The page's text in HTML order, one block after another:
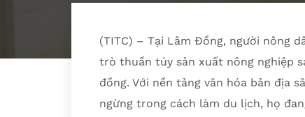
(TITC) – Tại Lâm Đồng, người nông
trò thuần túy sản xuất nông nghiệp
đồng. Với nền tảng văn hóa bản địa
ngừng trong cách làm du lịch, họ